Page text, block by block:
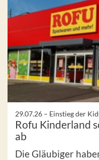
29.07.26 – Einstieg der
Rofu Kinderland
ab
Die Gläubiger